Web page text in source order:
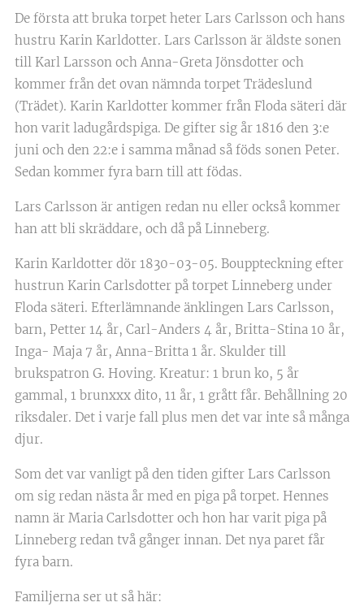
De första att bruka torpet heter Lars Carlsson och hans
hustru Karin Karldotter. Lars Carlsson är äldste sonen
till Karl Larsson och Anna-Greta Jönsdotter och
kommer från det ovan nämnda torpet Trädeslund
(Trädet). Karin Karldotter kommer från Floda säteri där
hon varit ladugårdspiga. De gifter sig år 1816 den 3:e
juni och den 22:e i samma månad så föds sonen Peter.
Sedan kommer fyra barn till att födas.
Lars Carlsson är antigen redan nu eller också kommer
han att bli skräddare, och då på Linneberg.
Karin Karldotter dör 1830-03-05. Bouppteckning efter
hustrun Karin Carlsdotter på torpet Linneberg under
Floda säteri. Efterlämnande änklingen Lars Carlsson,
barn, Petter 14 år, Carl-Anders 4 år, Britta-Stina 10 år,
Inga- Maja 7 år, Anna-Britta 1 år. Skulder till
brukspatron G. Hoving. Kreatur: 1 brun ko, 5 år
gammal, 1 brunxxx dito, 11 år, 1 grått får. Behållning 20
riksdaler. Det i varje fall plus men det var inte så många
djur.
Som det var vanligt på den tiden gifter Lars Carlsson
om sig redan nästa år med en piga på torpet. Hennes
namn är Maria Carlsdotter och hon har varit piga på
Linneberg redan två gånger innan. Det nya paret får
fyra barn.
Familjerna ser ut så här: